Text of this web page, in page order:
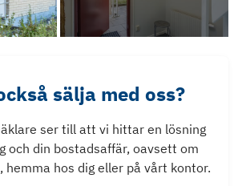
sälja med oss?
ser till att vi hittar en lösning
och din bostadsaffär, oavsett om
hos dig eller på vårt kontor.